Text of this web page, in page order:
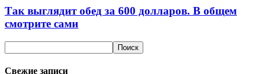
Так выглядит обед за 600 долларов. В общем
смотрите сами
Свежие записи